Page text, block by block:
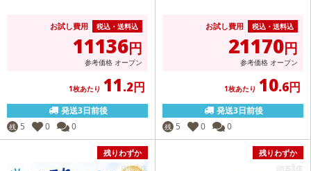
お試し費用 税込・送料込
11136円
参考価格 オープン
1枚あたり 11.2円
発送3日前後
残 5 0 0
お試し費用 税込・送料込
21170円
参考価格 オープン
1枚あたり 10.6円
発送3日前後
残 5 0 0
残りわずか 残りわずか